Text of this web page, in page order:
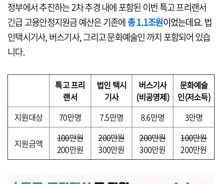
정부에서 추진하는 2차 추경 내에 포함된 이번 특고 프리랜서
긴급 고용안정지원금 예산은 기존에총 1.1조원이었는데요. 법
인택시기사, 버스기사, 그리고 문화예술인 까지 포함되어 있습
니다.
특고 프리
랜서
법인 택시
기사
버스기사
(비공영제)
문화예술
인(저소득)
지원대상
70만명 7.5만명 8.6만명 3만명
지원금액
100만원
200만원
200만원
300만원
200만원
300만원
100만원
200만원